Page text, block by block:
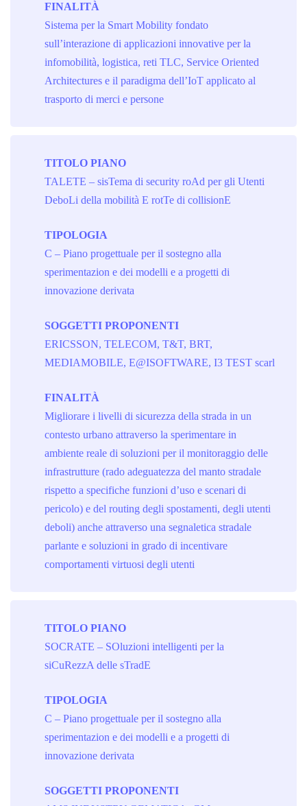
FINALITÀ
Sistema per la Smart Mobility fondato
sull’interazione di applicazioni innovative per la
infomobilità, logistica, reti TLC, Service Oriented
Architectures e il paradigma dell’IoT applicato al
trasporto di merci e persone
TITOLO PIANO
TALETE – sisTema di security roAd per gli Utenti
DeboLi della mobilità E rotTe di collisionE
TIPOLOGIA
C – Piano progettuale per il sostegno alla
sperimentazion e dei modelli e a progetti di
innovazione derivata
SOGGETTI PROPONENTI
ERICSSON, TELECOM, T&T, BRT,
MEDIAMOBILE, E@ISOFTWARE, I3 TEST scarl
FINALITÀ
Migliorare i livelli di sicurezza della strada in un
contesto urbano attraverso la sperimentare in
ambiente reale di soluzioni per il monitoraggio delle
infrastrutture (rado adeguatezza del manto stradale
rispetto a specifiche funzioni d’uso e scenari di
pericolo) e del routing degli spostamenti, degli utenti
deboli) anche attraverso una segnaletica stradale
parlante e soluzioni in grado di incentivare
comportamenti virtuosi degli utenti
TITOLO PIANO
SOCRATE – SOluzioni intelligenti per la
siCuRezzA delle sTradE
TIPOLOGIA
C – Piano progettuale per il sostegno alla
sperimentazion e dei modelli e a progetti di
innovazione derivata
SOGGETTI PROPONENTI